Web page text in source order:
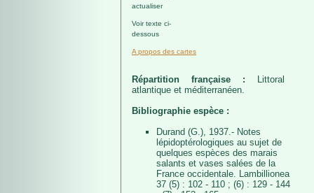
actualiser
Voir texte ci-
dessous
A propos des cartes
Répartition française :
Littoral
atlantique et méditerranéen.
Bibliographie espèce :
Durand (G.), 1937.- Notes
lépidoptérologiques au sujet de
quelques espèces des marais
salants et vases salées de la
France occidentale. Lambillionea
37 (5) : 102 - 110 ; (6) : 129 - 144